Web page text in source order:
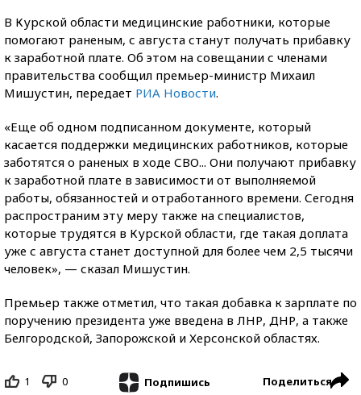
В Курской области медицинские работники, которые
помогают раненым, с августа станут получать прибавку
к заработной плате. Об этом на совещании с членами
правительства сообщил премьер-министр Михаил
Мишустин, передает РИА Новости.
«Еще об одном подписанном документе, который
касается поддержки медицинских работников, которые
заботятся о раненых в ходе СВО... Они получают прибавку
к заработной плате в зависимости от выполняемой
работы, обязанностей и отработанного времени. Сегодня
распространим эту меру также на специалистов,
которые трудятся в Курской области, где такая доплата
уже с августа станет доступной для более чем 2,5 тысячи
человек», — сказал Мишустин.
Премьер также отметил, что такая добавка к зарплате по
поручению президента уже введена в ЛНР, ДНР, а также
Белгородской, Запорожской и Херсонской областях.
1 0 Подпишись Поделиться